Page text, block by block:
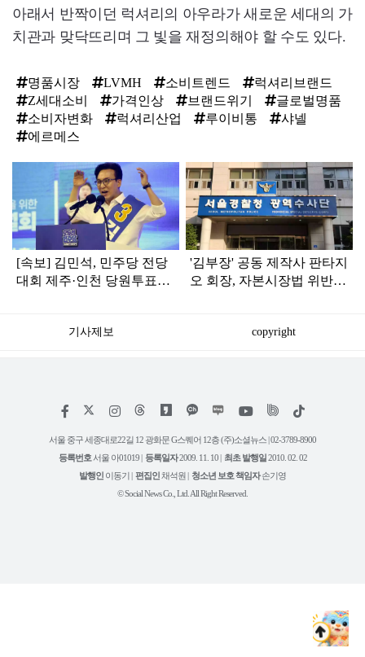
아래서 반짝이던 럭셔리의 아우라가 새로운 세대의 가
치관과 맞닥뜨리며 그 빛을 재정의해야 할 수도 있다.
명품시장 LVMH 소비트렌드
럭셔리브랜드
Z세대소비
가격인상 브랜드위기
글로벌명품
소비자변화
럭셔리산업 루이비통
샤넬
에르메스
인
[속보] 김민석, 민주당 전당
대회 제주·인천 당원투표서
'김부장' 공동 제작사 판타지
오 회장, 자본시장법 위반
기사제보 copyright
페
스
인
타
램
위
트
유
튜
틱
서울 중구 세종대로22길 12 광화문 G스퀘어 12층 (주)소셜뉴스 | 02-3789-8900
등록번호 서울 아01019 | 등록일자2009. 11. 10 | 최초 발행일2010. 02. 02
발행인 이동기 | 편집인채석원 | 청소년 보호 책임자손기영
© Social News Co., Ltd. All Right Reserved.